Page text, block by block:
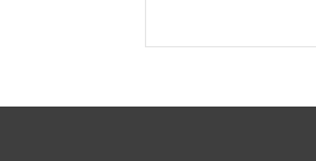
Başaramadıkları